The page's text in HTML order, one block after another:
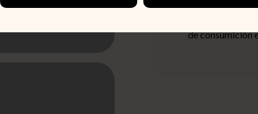
Dirigidos para
de consumición